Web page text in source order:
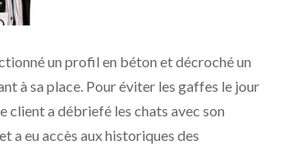
un profil en béton et décroché un
à sa place. Pour éviter les gaffes le jour
client a débriefé les chats avec son
a eu accès aux historiques des